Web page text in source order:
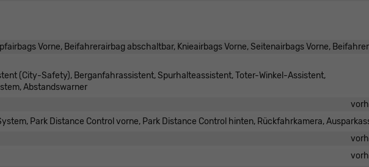
Vorne, Beifahrerairbag abschaltbar, Knieairbags Vorne, Seitenairbags Vorne,
(City-Safety), Berganfahrassistent, Spurhalteassistent, Toter-Winkel-Assistent,
Abstandswarner
Park Distance Control vorne, Park Distance Control hinten, Rückfahrkamera,